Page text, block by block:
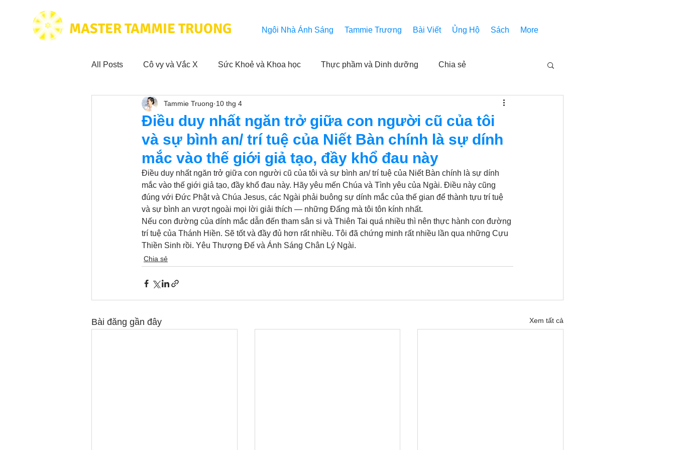
MASTER TAMMIE TRUONG Ngôi Nhà Ánh Sáng Tammie Trương Bài Viết Ủng Hộ Sách More
All Posts Cô vy và Vắc X Sức Khoẻ và Khoa học Thực phầm và Dinh dưỡng Chia sẻ
Hoạt động vì cộng đồng Trải nghiệm của người xem Các bài pháp
Trích dẫn hay trong Sách CL&NL Thành tựu Các thông báo Góc chân thiện mỹ Nhóm Thiên Nhãn
Phim Tâm Linh Hoạt động hằng ngày của Tammie Hỏi và Đáp Trích dẫn trong kinh thánh
Điều duy nhất ngăn trở giữa con người cũ của tôi
và sự bình an/ trí tuệ của Niết Bàn chính là sự dính
mắc vào thế giới giả tạo, đầy khổ đau này
Tammie Truong 10 thg 4
Điều duy nhất ngăn trở giữa con người cũ của tôi và sự bình an/ trí tuệ của Niết Bàn chính là sự dính
mắc vào thế giới giả tạo, đầy khổ đau này. Hãy yêu mến Chúa và Tình yêu của Ngài. Điều này cũng
đúng với Đức Phật và Chúa Jesus, các Ngài phải buông sự dính mắc của thế gian để thành tựu trí tuệ
và sự bình an vượt ngoài mọi lời giải thích — những Đấng mà tôi tôn kính nhất.
Nếu con đường của dính mắc dẫn đến tham sân si và Thiên Tai quá nhiều thì nên thực hành con đường
trí tuệ của Thánh Hiền. Sẽ tốt và đầy đủ hơn rất nhiều. Tôi đã chứng minh rất nhiều lần qua những Cựu
Thiền Sinh rồi. Yêu Thượng Đế và Ánh Sáng Chân Lý Ngài.
Chia sẻ
Bài đăng gần đây Xem tất cả